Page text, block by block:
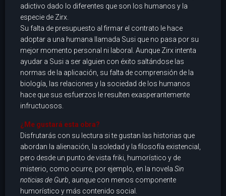
adictivo dado lo diferentes que son los humanos y la
especie de Zirx.
Su falta de presupuesto al firmar el contrato le hace
adoptar a una humana llamada Susi que no pasa por su
mejor momento personal ni laboral. Aunque Zirx intenta
ayudar a Susi a ser alguien con éxito saltándose las
normas de la aplicación, su falta de comprensión de la
biología, las relaciones y la sociedad de los humanos
hace que sus esfuerzos le resulten exasperantemente
infructuosos.
¿Me gustará esta obra?
Disfrutarás con su lectura si te gustan las historias que
abordan la alienación, la soledad y la filosofía existencial,
pero desde un punto de vista friki, humorístico y de
misterio, como ocurre, por ejemplo, en la novela Sin
noticias de Gurb, aunque con menos componente
humorístico y más contenido social.